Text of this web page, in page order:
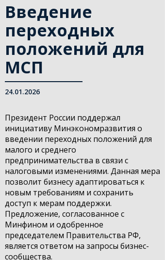
Введение
переходных
положений для
МСП
24.01.2026
Президент России поддержал
инициативу Минэкономразвития о
введении переходных положений для
малого и среднего
предпринимательства в связи с
налоговыми изменениями. Данная мера
позволит бизнесу адаптироваться к
новым требованиям и сохранить
доступ к мерам поддержки.
Предложение, согласованное с
Минфином и одобренное
председателем Правительства РФ,
является ответом на запросы бизнес-
сообщества.